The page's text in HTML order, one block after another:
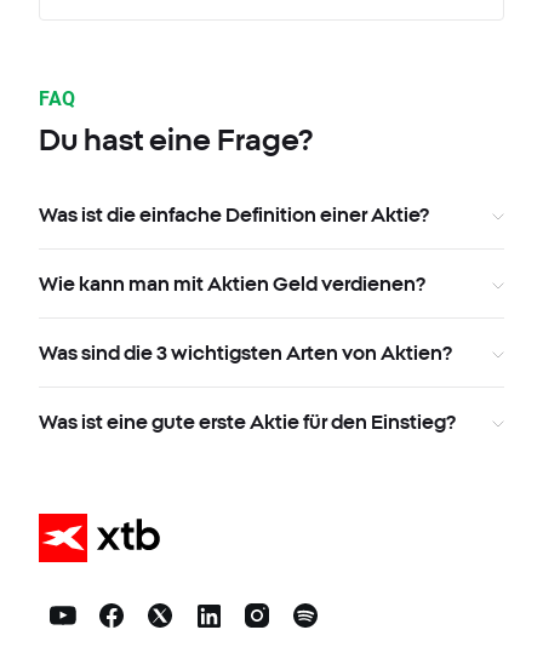
FAQ
Du hast eine Frage?
Was ist die einfache Definition einer Aktie?
Wie kann man mit Aktien Geld verdienen?
Was sind die 3 wichtigsten Arten von Aktien?
Was ist eine gute erste Aktie für den Einstieg?